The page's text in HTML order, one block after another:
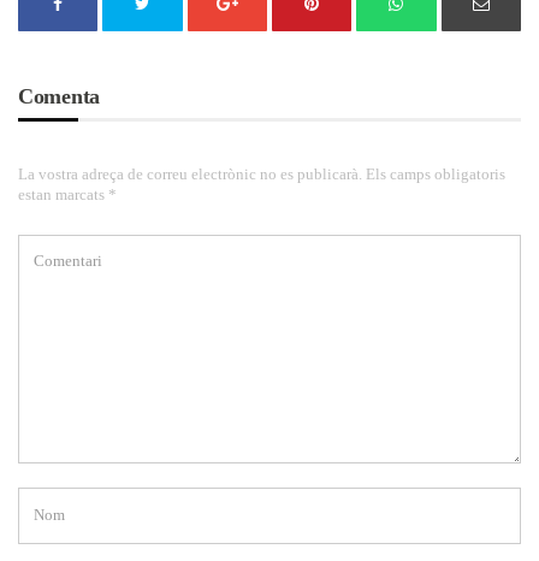
Comenta
La vostra adreça de correu electrònic no es publicarà. Els camps obligatoris
estan marcats *